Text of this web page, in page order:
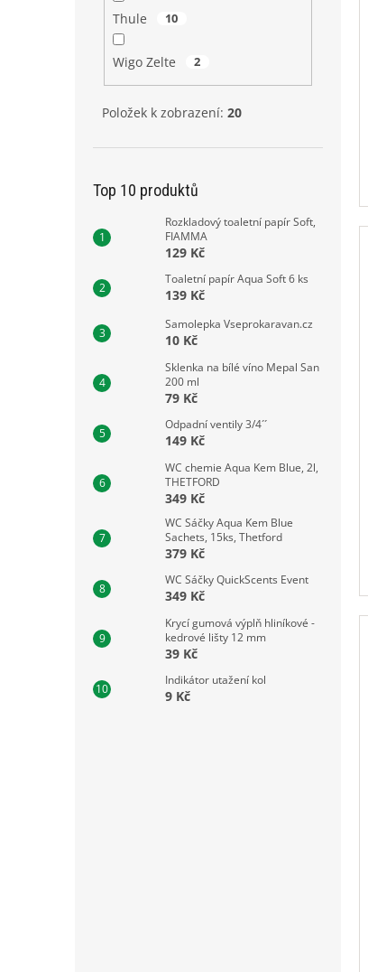
Thule 10
Wigo Zelte 2
Položek k zobrazení: 20
Top 10 produktů
Rozkladový toaletní papír Soft,
FIAMMA
129 Kč
Toaletní papír Aqua Soft 6 ks
139 Kč
Samolepka Vseprokaravan.cz
10 Kč
Sklenka na bílé víno Mepal San
200 ml
79 Kč
Odpadní ventily 3/4´´
149 Kč
WC chemie Aqua Kem Blue, 2l,
THETFORD
349 Kč
WC Sáčky Aqua Kem Blue
Sachets, 15ks, Thetford
379 Kč
WC Sáčky QuickScents Event
349 Kč
Krycí gumová výplň hliníkové -
kedrové lišty 12 mm
39 Kč
Indikátor utažení kol
9 Kč